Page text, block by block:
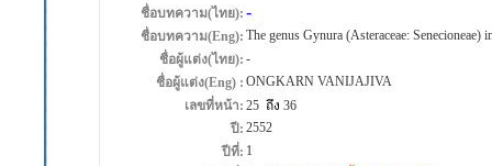
ชื่อบทความ(ไทย): -
ชื่อบทความ(Eng): The genus Gynura (Asteraceae: Senecioneae)
ชื่อผู้แต่ง(ไทย): -
ชื่อผู้แต่ง(Eng) : ONGKARN VANIJAJIVA
เลขที่หน้า: 25ถึง 36
ปี: 2552
ปีที่: 1